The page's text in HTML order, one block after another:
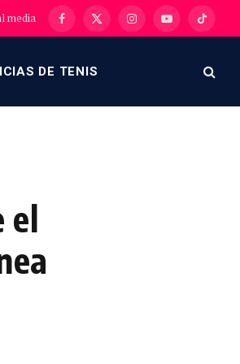
media Facebook
X
InstagramYouTubeTikTok
DE TENIS
el